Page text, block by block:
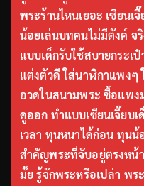
พระร้านไหนเยอะ เซียน
น้อยเล่นบทคนไม่มีตังค์ จ
แบบเด็กรับใช้สบายกระเ
แต่งตัวดี ใส่นาฬิกาแพงๆ
อวดในสนามพระ ซื้อแพง
ดูออก ทำแบบเซียนเจี๊ยบเ
เวลา ทุนหนาได้ก่อน ทุนน้
สำคัญพระที่จับอยู่ตรงหน้
มั้ย รู้จักพระหรือเปล่า พร